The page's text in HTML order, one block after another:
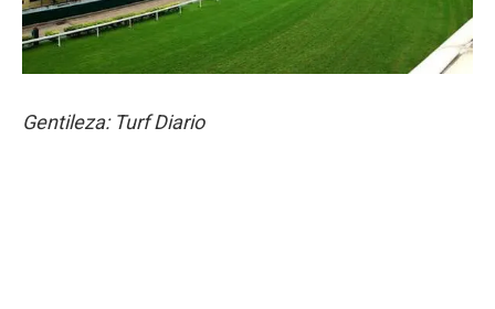
Gentileza: Turf Diario